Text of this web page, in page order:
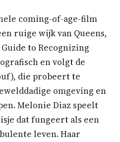
coming-of-age-film
ruige wijk van Queens,
to Recognizing
en volgt de
die probeert te
omgeving en
Melonie Diaz speelt
dat fungeert als een
leven. Haar